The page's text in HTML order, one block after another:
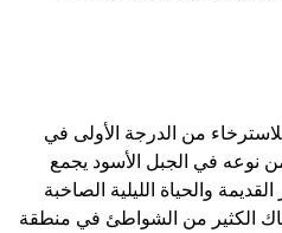
من الدرجة الأولى في
نوعه في الجبل الأسود يجمع
والحياة الليلية الصاخبة
الكثير من الشواطئ في منطقة